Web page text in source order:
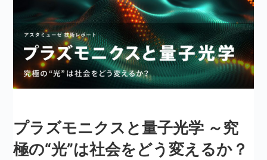
プラズモニクスと量子光学 ～究
極の“光”は社会をどう変えるか？